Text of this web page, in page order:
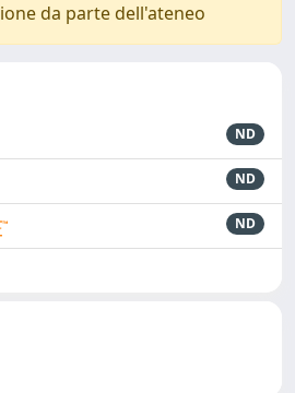
da parte dell'ateneo
ND
ND
ND